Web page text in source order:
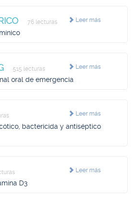
Leer más
76 lecturas
Leer más
515 lecturas
oral de emergencia
Leer más
bactericida y antiséptico
Leer más
D3